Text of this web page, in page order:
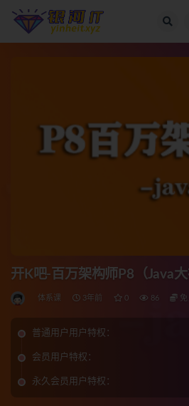
开K吧-百万架构师P8（Java大
体系课 3年前 0 86 免
普通用户用户特权：
会员用户特权：
永久会员用户特权：